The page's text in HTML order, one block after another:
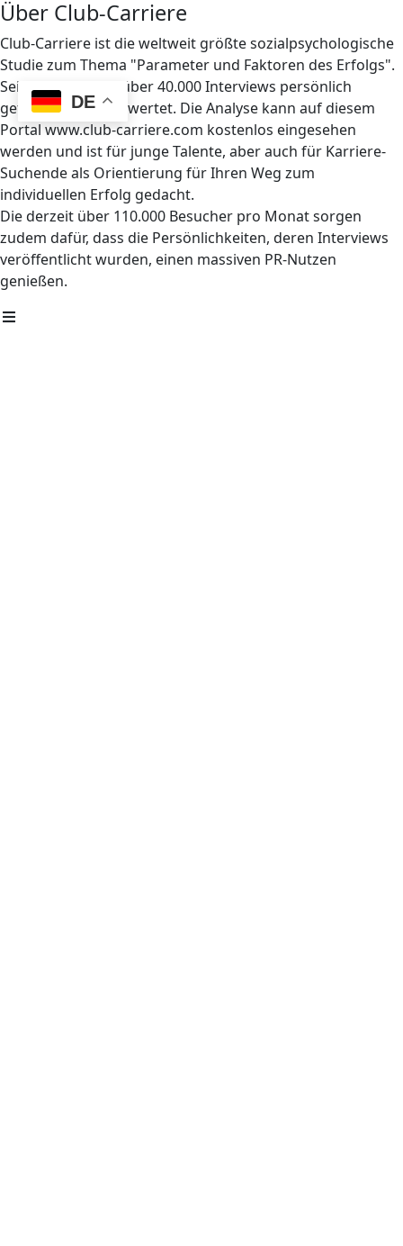
DE
Über Club-Carriere
Club-Carriere ist die weltweit größte sozialpsychologische
Studie zum Thema "Parameter und Faktoren des Erfolgs".
Seit 1997 wurden über 40.000 Interviews persönlich
geführt und ausgewertet. Die Analyse kann auf diesem
Portal www.club-carriere.com kostenlos eingesehen
werden und ist für junge Talente, aber auch für Karriere-
Suchende als Orientierung für Ihren Weg zum
individuellen Erfolg gedacht.
Die derzeit über 110.000 Besucher pro Monat sorgen
zudem dafür, dass die Persönlichkeiten, deren Interviews
veröffentlicht wurden, einen massiven PR-Nutzen
genießen.